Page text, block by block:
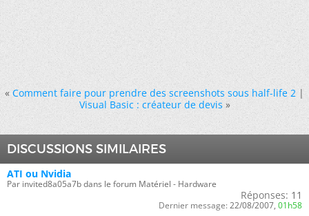
« Comment faire pour prendre des screenshots sous half-life 2|
Visual Basic : créateur de devis »
DISCUSSIONS SIMILAIRES
ATI ou Nvidia
Par invited8a05a7b dans le forum Matériel - Hardware
Réponses: 11
Dernier message: 22/08/2007, 01h58